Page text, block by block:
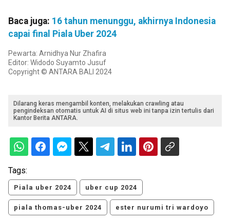
Baca juga: 16 tahun menunggu, akhirnya Indonesia
capai final Piala Uber 2024
Pewarta: Arnidhya Nur Zhafira
Editor: Widodo Suyamto Jusuf
Copyright © ANTARA BALI 2024
Dilarang keras mengambil konten, melakukan crawling atau
pengindeksan otomatis untuk AI di situs web ini tanpa izin tertulis dari
Kantor Berita ANTARA.
Tags:
Piala uber 2024 uber cup 2024
piala thomas-uber 2024 ester nurumi tri wardoyo